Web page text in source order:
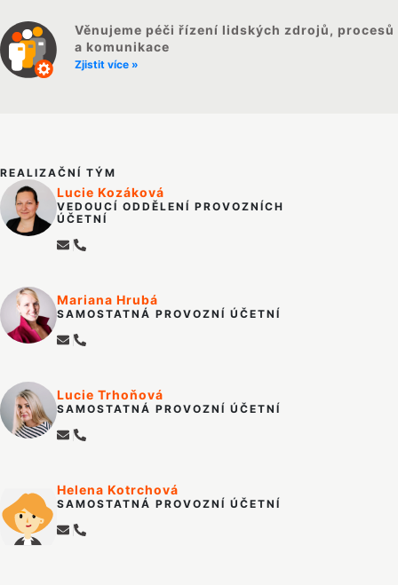
Věnujeme péči řízení lidských zdrojů, procesů
a komunikace
Zjistit více »
REALIZAČNÍ TÝM
Lucie Kozáková
VEDOUCÍ ODDĚLENÍ PROVOZNÍCH
ÚČETNÍ
Mariana Hrubá
SAMOSTATNÁ PROVOZNÍ ÚČETNÍ
Lucie Trhoňová
SAMOSTATNÁ PROVOZNÍ ÚČETNÍ
Helena Kotrchová
SAMOSTATNÁ PROVOZNÍ ÚČETNÍ